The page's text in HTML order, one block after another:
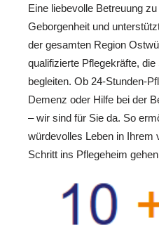
Eine liebevolle Betreuung
Geborgenheit und
der gesamten Region
qualifizierte Pflegekräfte,
begleiten. Ob 24-Stunden-
Demenz oder Hilfe bei der
– wir sind für Sie da. So
würdevolles Leben in Ihrem
Schritt ins Pflegeheim